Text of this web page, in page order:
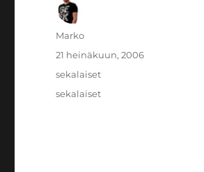
Kirjoittaja
Marko
Julkaistu
21 heinäkuun, 2006
Kategoriat
sekalaiset
Avainsanat
sekalaiset